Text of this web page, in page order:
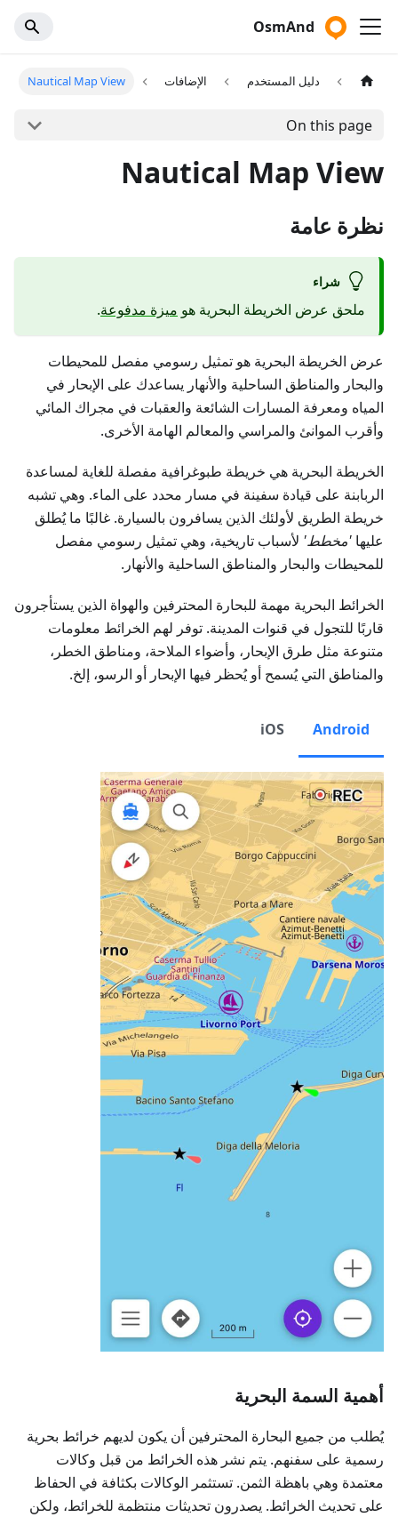
OsmAnd
دليل المستخدم الإضافات Nautical Map View
On this page
Nautical Map View
نظرة عامة
شراء
ملحق عرض الخريطة البحرية هو ميزة مدفوعة.
عرض الخريطة البحرية هو تمثيل رسومي مفصل للمحيطات
والبحار والمناطق الساحلية والأنهار يساعدك على الإبحار في
المياه ومعرفة المسارات الشائعة والعقبات في مجراك المائي
وأقرب الموانئ والمراسي والمعالم الهامة الأخرى.
الخريطة البحرية هي خريطة طبوغرافية مفصلة للغاية لمساعدة
الربابنة على قيادة سفينة في مسار محدد على الماء. وهي تشبه
خريطة الطريق لأولئك الذين يسافرون بالسيارة. غالبًا ما يُطلق
عليها 'مخطط' لأسباب تاريخية، وهي تمثيل رسومي مفصل
للمحيطات والبحار والمناطق الساحلية والأنهار.
الخرائط البحرية مهمة للبحارة المحترفين والهواة الذين يستأجرون
قاربًا للتجول في قنوات المدينة. توفر لهم الخرائط معلومات
متنوعة مثل طرق الإبحار، وأضواء الملاحة، ومناطق الخطر،
والمناطق التي يُسمح أو يُحظر فيها الإبحار أو الرسو، إلخ.
Android
iOS
أهمية السمة البحرية
يُطلب من جميع البحارة المحترفين أن يكون لديهم خرائط بحرية
رسمية على سفنهم. يتم نشر هذه الخرائط من قبل وكالات
معتمدة وهي باهظة الثمن. تستثمر الوكالات بكثافة في الحفاظ
على تحديث الخرائط. يصدرون تحديثات منتظمة للخرائط، ولكن